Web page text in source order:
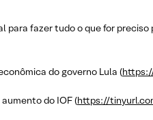
fazer tudo o que for preciso
do governo Lula (
do IOF (https://